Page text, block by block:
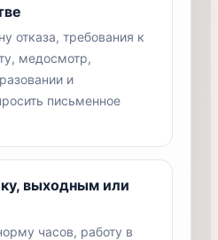
отказа, требования к
медосмотр,
и
письменное
выходным или
часов, работу в